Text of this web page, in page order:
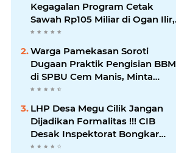
Kegagalan Program Cetak
Sawah Rp105 Miliar di Ogan Ilir,
Desak Kadis Pertanian Mundur
Warga Pamekasan Soroti
Dugaan Praktik Pengisian BBM
di SPBU Cem Manis, Minta
Klarifikasi dan Pengawasan
LHP Desa Megu Cilik Jangan
Dijadikan Formalitas !!! CIB
Desak Inspektorat Bongkar
Seluruh Fakta dan Hentikan